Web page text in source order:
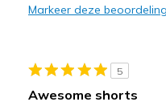
Sizing
Feels
Markeer deze beoordeling
5
Awesome shorts